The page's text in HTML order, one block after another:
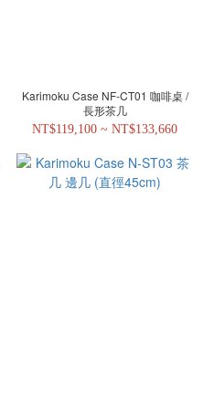
Karimoku Case NF-CT01 咖啡桌 /
長形茶几
NT$119,100 ~ NT$133,660